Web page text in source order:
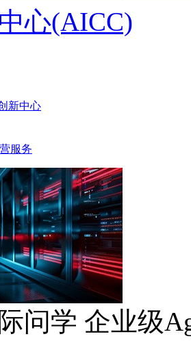
心(AICC)
新中心
服务
问学 企业级